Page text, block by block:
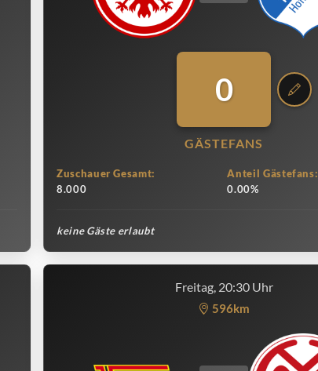
0
GÄSTEFANS
Zuschauer Gesamt:
8.000
Anteil Gästefans:
0.00%
keine Gäste erlaubt
Freitag, 20:30 Uhr
596km